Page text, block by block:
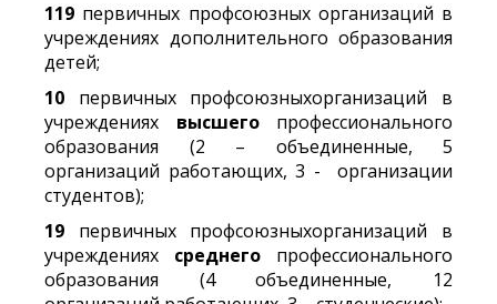
119 первичных профсоюзных организаций в
учреждениях дополнительного образования
детей;
10 первичных профсоюзныхорганизаций в
учреждениях высшегопрофессионального
образования (2 – объединенные, 5
организаций работающих, 3 - организации
студентов);
19 первичных профсоюзныхорганизаций в
учреждениях среднего профессионального
образования (4 объединенные, 12